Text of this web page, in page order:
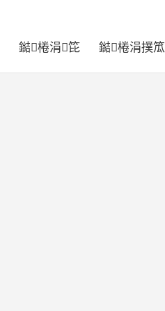
鐑棬涓笓 鐑棬涓撲笟